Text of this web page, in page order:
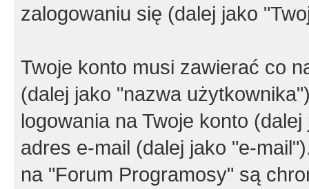
zalogowaniu się (dalej jako
Twoje konto musi zawierać co
(dalej jako "nazwa
logowania na Twoje konto
adres e-mail (dalej jako "e-
na "Forum Programosy" są